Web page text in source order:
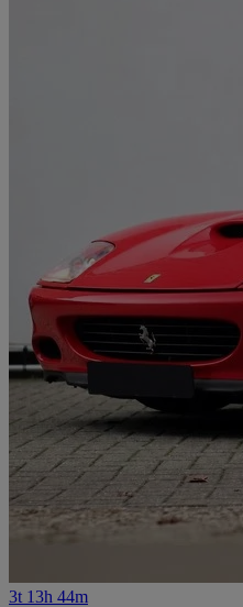
3t 13h 44m